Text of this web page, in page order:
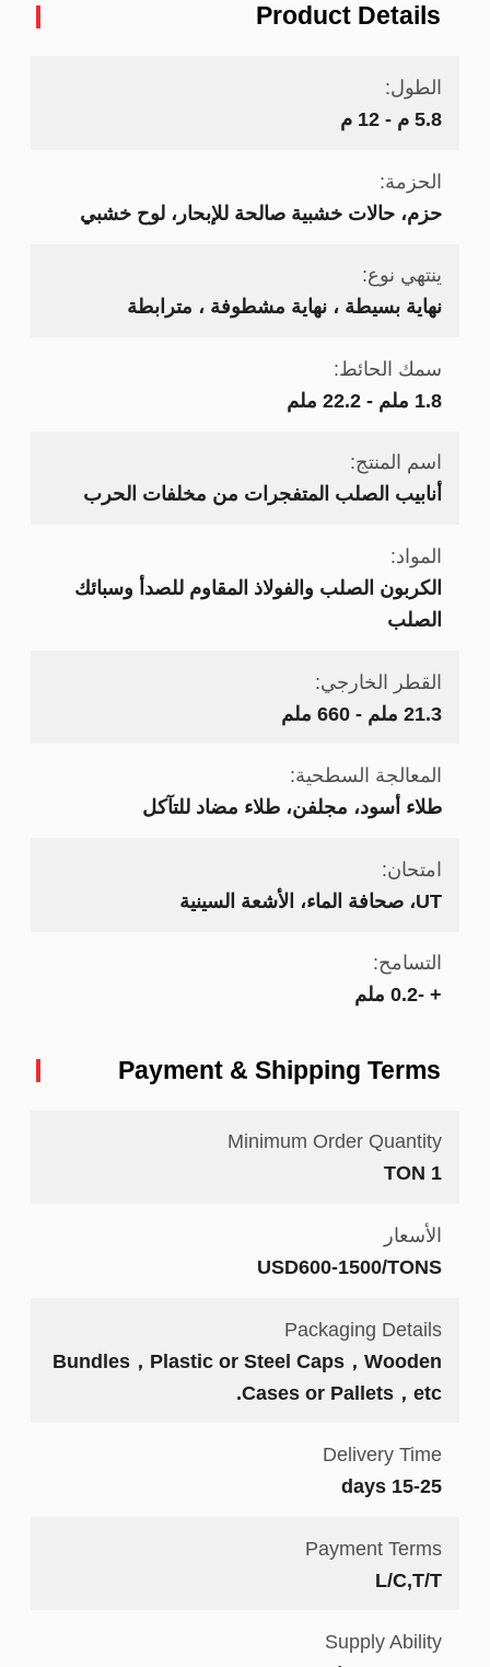
Product Details
الطول:
5.8 م - 12 م
الحزمة:
حزم، حالات خشبية صالحة للإبحار، لوح خشبي
ينتهي نوع:
نهاية بسيطة ، نهاية مشطوفة ، مترابطة
سمك الحائط:
1.8 ملم - 22.2 ملم
اسم المنتج:
أنابيب الصلب المتفجرات من مخلفات الحرب
المواد:
الكربون الصلب والفولاذ المقاوم للصدأ وسبائك
الصلب
القطر الخارجي:
21.3 ملم - 660 ملم
المعالجة السطحية:
طلاء أسود، مجلفن، طلاء مضاد للتآكل
امتحان:
UT، صحافة الماء، الأشعة السينية
التسامح:
+ -0.2 ملم
Payment & Shipping Terms
Minimum Order Quantity
1 TON
الأسعار
USD600-1500/TONS
Packaging Details
Bundles，Plastic or Steel Caps，Wooden
Cases or Pallets，etc.
Delivery Time
15-25 days
Payment Terms
L/C,T/T
Supply Ability